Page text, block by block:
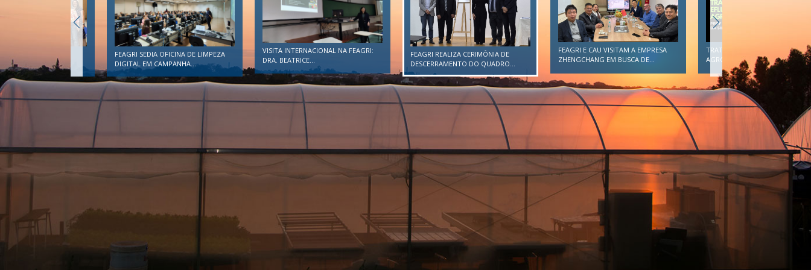
EM CAMPANHA...
VISITA INTERNACIONAL NA FEAGRI:
DRA. BEATRICE...
FEAGRI REALIZA CERIMÔNIA DE
DESCERRAMENTO DO QUADRO...
FEAGRI E CAU VISITAM A EMPRESA
ZHENGCHANG EM BUSCA DE...
TRATAMENTO DE EFLUENTES
AGROINDUSTRIAIS DEVE SER...
AGRICULTURA DE
CAMINHO PARA CONCILIAR...